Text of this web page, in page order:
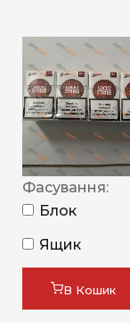
Фасування:
Блок
Ящик
В Кошик